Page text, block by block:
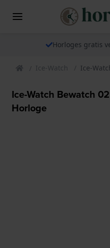
Horloges gratis
Ice-Watch Ice-
Ice-Watch Bewatch
Horloge